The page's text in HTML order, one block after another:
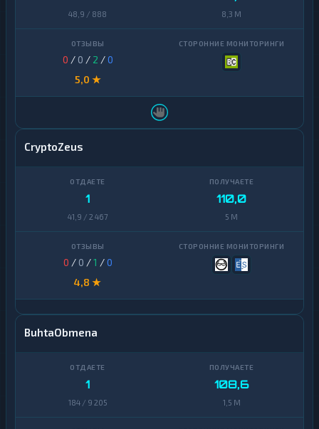
48,9 / 888 8,3 M
0 / 0 / 2 /0
5,0 ★
CryptoZeus
1
41,9 / 2 467
110,0
5 M
0 / 0 /1 /0
4,8 ★
BuhtaObmena
1
184 / 9 205
108,6
1,5 M